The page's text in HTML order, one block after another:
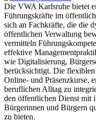
Die VWA Karlsruhe bietet
Führungskräfte im
sich an Fachkräfte, die die
öffentlichen Verwaltung
vermitteln
effektive
wie Digitalisierung,
berücksichtigt. Die
Online- und Präsenzkurse,
beruflichen Alltag zu
den öffentlichen Dienst mit
Bürgerinnen und Bürgern
zu bieten.